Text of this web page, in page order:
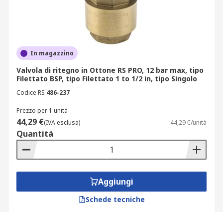
In magazzino
Valvola di ritegno in Ottone RS PRO, 12 bar max, tipo
Filettato BSP, tipo Filettato 1 to 1/2 in, tipo Singolo
Codice RS 486-237
Prezzo per 1 unità
44,29 €(IVA esclusa) 44,29 €/unità
Quantità
Aggiungi
Schede tecniche